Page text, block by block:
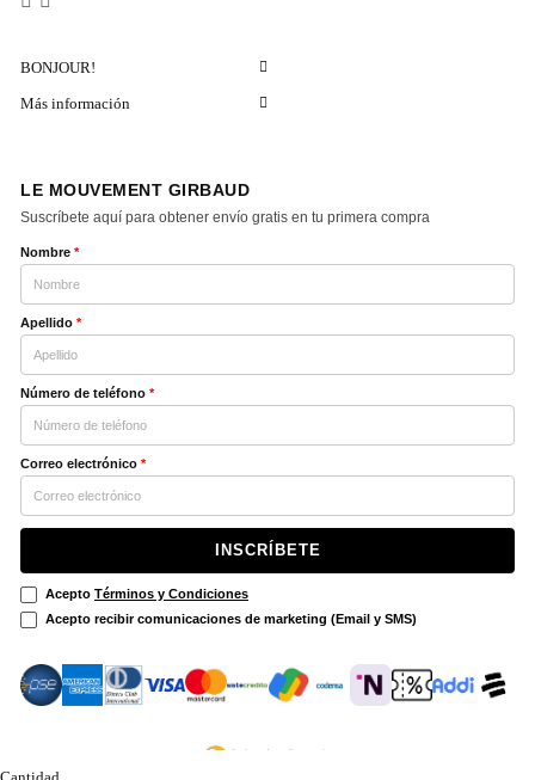
BONJOUR!
Más información
LE MOUVEMENT GIRBAUD
Suscríbete aquí para obtener envío gratis en tu primera compra
Nombre *
Apellido *
Número de teléfono *
Correo electrónico *
INSCRÍBETE
Acepto Términos y Condiciones
Acepto recibir comunicaciones de marketing (Email y SMS)